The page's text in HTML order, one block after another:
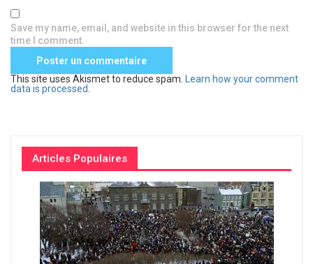
Save my name, email, and website in this browser for the next
time I comment.
This site uses Akismet to reduce spam.
Learn how your comment
data is processed
Articles Populaires